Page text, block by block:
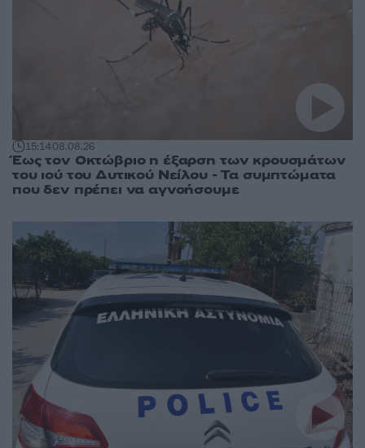
15:1408.08.26
Έως τον Οκτώβριο η έξαρση των κρουσμάτων
του ιού του Δυτικού Νείλου - Τα συμπτώματα
που δεν πρέπει να αγνοήσουμε